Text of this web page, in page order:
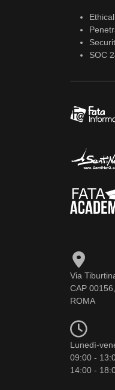
SOC
Via
CAP 00156,
ROMA
Lunedì-
09:00 -
14:00 -